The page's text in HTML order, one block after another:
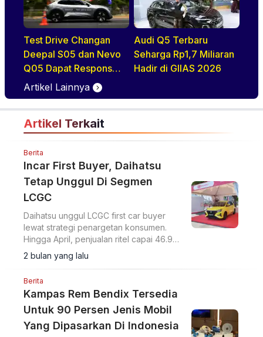
Test Drive Changan
Deepal S05 dan Nevo
Q05 Dapat Respons
Positif di GIIAS 2026
Audi Q5 Terbaru
Seharga Rp1,7 Miliaran
Hadir di GIIAS 2026
Artikel Lainnya
Artikel Terkait
Berita
Incar First Buyer, Daihatsu
Tetap Unggul Di Segmen
LCGC
Daihatsu unggul LCGC first car buyer
lewat strategi penargetan konsumen.
Hingga April, penjualan ritel capai 46.953
unit dengan pangsa pasar 16,3 persen
dan posisi merek otomotif nomor dua.
2 bulan yang lalu
Berita
Kampas Rem Bendix Tersedia
Untuk 90 Persen Jenis Mobil
Yang Dipasarkan Di Indonesia